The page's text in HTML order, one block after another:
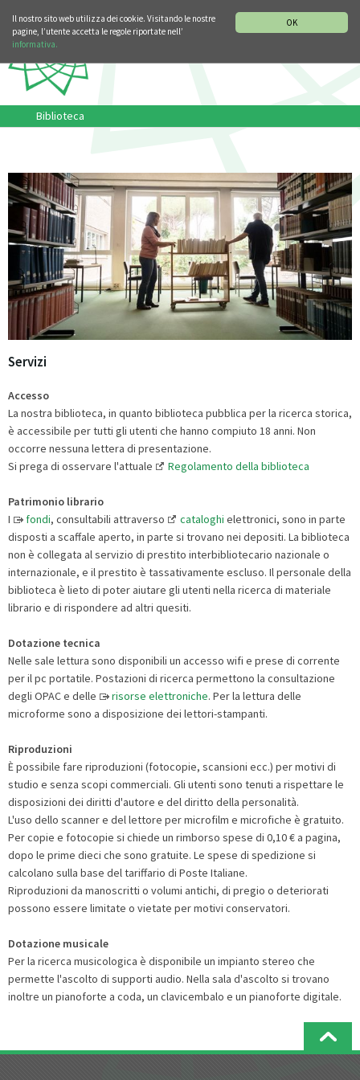
OK
Il nostro sito web utilizza dei cookie. Visitando le nostre
pagine, l’utente accetta le regole riportate nell’
informativa.
Biblioteca
Servizi
Accesso
La nostra biblioteca, in quanto biblioteca pubblica per la ricerca storica,
è accessibile per tutti gli utenti che hanno compiuto 18 anni. Non
occorre nessuna lettera di presentazione.
Si prega di osservare l'attuale
Regolamento della biblioteca
Patrimonio librario
I
fondi, consultabili attraverso cataloghi elettronici, sono in parte
disposti a scaffale aperto, in parte si trovano nei depositi. La biblioteca
non è collegata al servizio di prestito interbibliotecario nazionale o
internazionale, e il prestito è tassativamente escluso. Il personale della
biblioteca è lieto di poter aiutare gli utenti nella ricerca di materiale
librario e di rispondere ad altri quesiti.
Dotazione tecnica
Nelle sale lettura sono disponibili un accesso wifi e prese di corrente
per il pc portatile. Postazioni di ricerca permettono la consultazione
degli OPAC e delle
risorse elettroniche. Per la lettura delle
microforme sono a disposizione dei lettori-stampanti.
Riproduzioni
È possibile fare riproduzioni (fotocopie, scansioni ecc.) per motivi di
studio e senza scopi commerciali. Gli utenti sono tenuti a rispettare le
disposizioni dei diritti d'autore e del diritto della personalità.
L'uso dello scanner e del lettore per microfilm e microfiche è gratuito.
Per copie e fotocopie si chiede un rimborso spese di 0,10 € a pagina,
dopo le prime dieci che sono gratuite. Le spese di spedizione si
calcolano sulla base del tariffario di Poste Italiane.
Riproduzioni da manoscritti o volumi antichi, di pregio o deteriorati
possono essere limitate o vietate per motivi conservatori.
Dotazione musicale
Per la ricerca musicologica è disponibile un impianto stereo che
permette l'ascolto di supporti audio. Nella sala d'ascolto si trovano
inoltre un pianoforte a coda, un clavicembalo e un pianoforte digitale.